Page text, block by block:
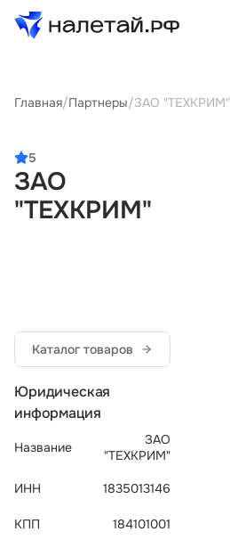
Товары
Сервисы
Поставщикам
Государственные программы
Новости и аналитика
Тарифы
Главная/Партнеры/ЗАО "ТЕХКРИМ"
5
ЗАО
"ТЕХКРИМ"
Каталог товаров
Юридическая
информация
Название
ЗАО
"ТЕХКРИМ"
ИНН 1835013146
КПП 184101001